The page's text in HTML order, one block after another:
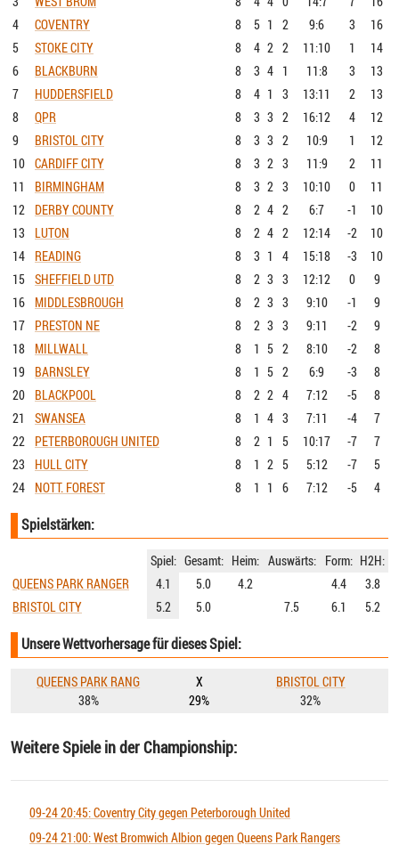
4
COVENTRY 8 5 1 2 9:6 3
16
5
STOKE CITY 8 4 2 2 11:10 1
14
6
BLACKBURN 8 3 4 1 11:8 3
13
7
HUDDERSFIELD 8 4 1 3 13:11 2
13
8
QPR 8 3 3 2 16:12 4
12
9
BRISTOL CITY 8 3 3 2 10:9 1
12
10 CARDIFF CITY 8 3 2 3 11:9 2
11
11
BIRMINGHAM 8 3 2 3 10:10 0
11
12
DERBY COUNTY 8 2 4 2 6:7 -1
10
13
LUTON 8 2 4 2 12:14 -2
10
14
READING 8 3 1 4 15:18 -3
10
15 SHEFFIELD UTD 8 2 3 3 12:12 0
9
16
MIDDLESBROUGH 8 2 3 3 9:10 -1
9
17
PRESTON NE 8 2 3 3 9:11 -2
9
18
MILLWALL 8 1 5 2 8:10 -2
8
19
BARNSLEY 8 1 5 2 6:9 -3
8
20
BLACKPOOL 8 2 2 4 7:12 -5
8
21
SWANSEA 8 1 4 3 7:11 -4
7
22
PETERBOROUGH UNITED 8 2 1 5 10:17 -7
7
23
HULL CITY 8 1 2 5 5:12 -7
5
24
NOTT. FOREST 8 1 1 6 7:12 -5 4
Spielstärken:
Spiel: Gesamt: Heim: Auswärts: Form: H2H:
QUEENS PARK RANGER
4.1 5.0 4.2 4.4
3.8
BRISTOL CITY
5.2 5.0 7.5 6.1 5.2
Unsere Wettvorhersage für dieses Spiel:
QUEENS PARK RANG X
BRISTOL CITY
38%
29% 32%
Weitere Spiele in der Championship:
09-24 20:45: Coventry City gegen Peterborough United
09-24 21:00: West Bromwich Albion gegen Queens Park Rangers